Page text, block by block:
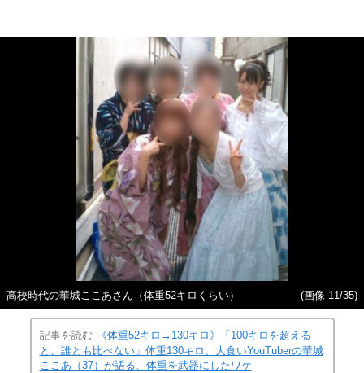
高校時代の華城ここあさん（体重52キロくらい） (画像 11/35)
記事を読む
《体重52キロ→130キロ》「100キロを超える
と、誰とも比べない」体重130キロ、大食いYouTuberの華城
ここあ（37）が語る、体重を武器にしたワケ